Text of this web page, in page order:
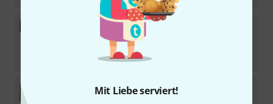
Mit Liebe serviert!
CT-S400 Set
Sofort lieferbar
€
CT-X3000 Deluxe Bundle